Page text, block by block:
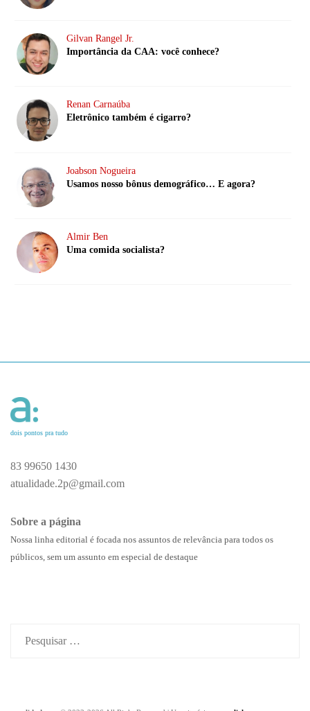
Gilvan Rangel Jr.
Importância da CAA: você conhece?
Renan Carnaúba
Eletrônico também é cigarro?
Joabson Nogueira
Usamos nosso bônus demográfico… E agora?
Almir Ben
Uma comida socialista?
dois pontos pra tudo
83 99650 1430
atualidade.2p@gmail.com
Sobre a página
Nossa linha editorial é focada nos assuntos de relevância para todos os
públicos, sem um assunto em especial de destaque